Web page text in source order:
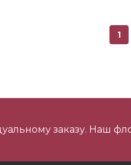
№1
1
заказу. Наш